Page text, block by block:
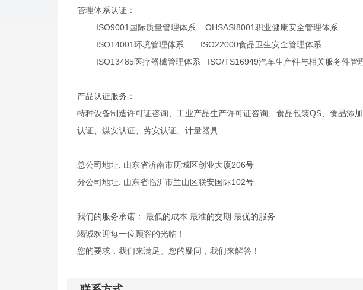
管理体系认证：
ISO9001国际质量管理体系 OHSASI8001职业健康安全管理体系
ISO14001环境管理体系 ISO22000食品卫生安全管理体系
ISO13485医疗器械管理体系 ISO/TS16949汽车生产件与相关服务件管
产品认证服务：
特种设备制造许可证咨询、工业产品生产许可证咨询、食品包装QS、食品添
认证、煤安认证、劳安认证、计量器具…
总公司地址: 山东省济南市历城区创业大厦206号
分公司地址: 山东省临沂市兰山区联安国际102号
我们的服务承诺： 最低的成本 最准的交期 最优的服务
竭诚欢迎每一位顾客的光临！
您的要求，我们来满足。您的疑问，我们来解答！